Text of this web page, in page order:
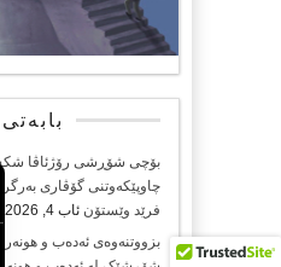
بۆچی شۆڕشی رۆژئاڤا
چاوپێکەوتنی گۆڤاری
فرێد وێستۆن ئاب 4, 2026
بزووتنەوەی ئەدەب و هونەری